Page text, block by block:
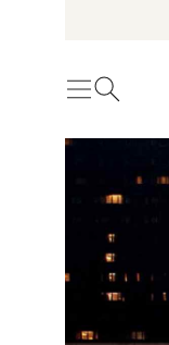
MenyÖppna sök